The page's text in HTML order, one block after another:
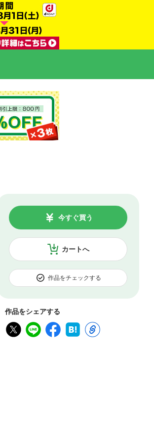
カートへ
今すぐ買う
作品をチェックする
作品をシェアする